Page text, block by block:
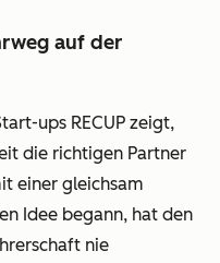
auf der
ups RECUP zeigt,
die richtigen Partner
einer gleichsam
Idee begann, hat den
nie